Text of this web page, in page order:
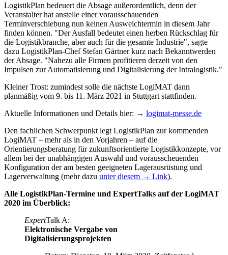
LogistikPlan bedeuert die Absage außerordentlich, denn der
Veranstalter hat anstelle einer vorausschauenden
Terminverschiebung nun keinen Ausweichtermin in diesem Jahr
finden können. "Der Ausfall bedeutet einen herben Rückschlag für
die Logistikbranche, aber auch für die gesamte Industrie", sagte
dazu LogistikPlan-Chef Stefan Gärtner kurz nach Bekanntwerden
der Absage. "Nahezu alle Firmen profitieren derzeit von den
Impulsen zur Automatisierung und Digitalisierung der Intralogistik."
Kleiner Trost: zumindest solle die nächste LogiMAT dann
planmäßig vom 9. bis 11. März 2021 in Stuttgart stattfinden.
Aktuelle Informationen und Details hier: → logimat-messe.de
Den fachlichen Schwerpunkt legt LogistikPlan zur kommenden
LogiMAT – mehr als in den Vorjahren – auf die
Orientierungsberatung für zukunftsorientierte Logistikkonzepte, vor
allem bei der unabhängigen Auswahl und vorausscheuenden
Konfiguration der am besten geeigneten Lagerausrüstung und
Lagerverwaltung (mehr dazu unter diesem → Link).
Alle LogistikPlan-Termine und ExpertTalks auf der LogiMAT
2020 im Überblick:
ExpertTalk A:
Elektronische Vergabe von
Digitalisierungsprojekten